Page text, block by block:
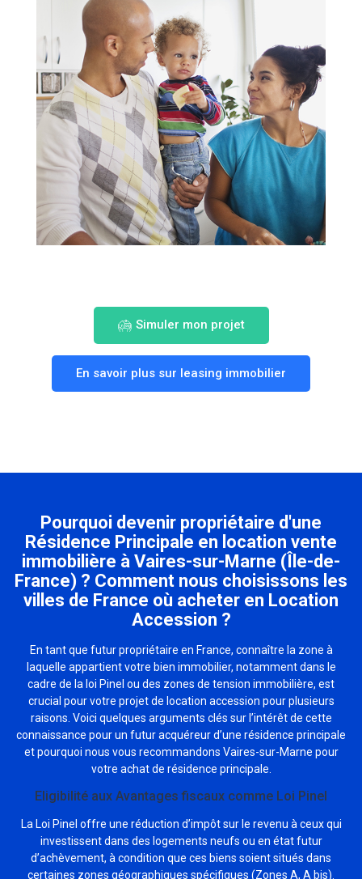
Simuler mon projet
En savoir plus sur leasing immobilier
Pourquoi devenir propriétaire d'une
Résidence Principale en location vente
immobilière à Vaires-sur-Marne (Île-de-
France) ? Comment nous choisissons les
villes de France où acheter en Location
Accession ?
En tant que futur propriétaire en France, connaître la zone à
laquelle appartient votre bien immobilier, notamment dans le
cadre de la loi Pinel ou des zones de tension immobilière, est
crucial pour votre projet de location accession pour plusieurs
raisons. Voici quelques arguments clés sur l’intérêt de cette
connaissance pour un futur acquéreur d’une résidence principale
et pourquoi nous vous recommandons Vaires-sur-Marne pour
votre achat de résidence principale.
Eligibilité aux Avantages fiscaux comme Loi Pinel
La Loi Pinel offre une réduction d’impôt sur le revenu à ceux qui
investissent dans des logements neufs ou en état futur
d’achèvement, à condition que ces biens soient situés dans
certaines zones géographiques spécifiques (Zones A, A bis).